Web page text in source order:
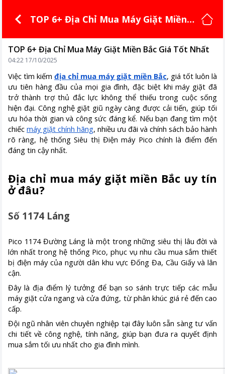
TOP 6+ Địa Chỉ Mua Máy Giặt Miền
TOP 6+ Địa Chỉ Mua Máy Giặt Miền Bắc Giá Tốt Nhất
04:22 17/10/2025
Việc tìm kiếm địa chỉ mua máy giặt miền Bắc, giá tốt luôn là
ưu tiên hàng đầu của mọi gia đình, đặc biệt khi máy giặt đã
trở thành trợ thủ đắc lực không thể thiếu trong cuộc sống
hiện đại. Công nghệ giặt giũ ngày càng được cải tiến, giúp tối
ưu hóa thời gian và công sức đáng kể. Nếu bạn đang tìm một
chiếc máy giặt chính hãng, nhiều ưu đãi và chính sách bảo hành
rõ ràng, hệ thống Siêu thị Điện máy Pico chính là điểm đến
đáng tin cậy nhất.
Địa chỉ mua máy giặt miền Bắc uy tín
ở đâu?
Số 1174 Láng
Pico 1174 Đường Láng là một trong những siêu thị lâu đời và
lớn nhất trong hệ thống Pico, phục vụ nhu cầu mua sắm thiết
bị điện máy của người dân khu vực Đống Đa, Cầu Giấy và lân
cận.
Đây là địa điểm lý tưởng để bạn so sánh trực tiếp các mẫu
máy giặt cửa ngang và cửa đứng, từ phân khúc giá rẻ đến cao
cấp.
Đội ngũ nhân viên chuyên nghiệp tại đây luôn sẵn sàng tư vấn
chi tiết về công nghệ, tính năng, giúp bạn đưa ra quyết định
mua sắm tối ưu nhất cho gia đình mình.